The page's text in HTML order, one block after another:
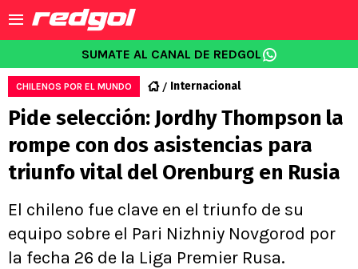
SUMATE AL CANAL DE REDGOL
CHILENOS POR EL MUNDO Internacional
Pide selección: Jordhy Thompson la
rompe con dos asistencias para
triunfo vital del Orenburg en Rusia
El chileno fue clave en el triunfo de su
equipo sobre el Pari Nizhniy Novgorod por
la fecha 26 de la Liga Premier Rusa.